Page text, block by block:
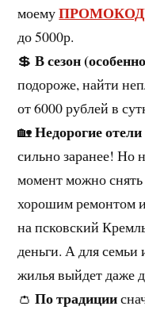
моему
до 5000р.
💲В сезон
подороже, найти
от 6000 рублей в
🏡Недорогие отели
сильно заранее! Но
момент можно
хорошим ремонтом
на псковский
деньги. А для
жилья выйдет даже
👛По традиции